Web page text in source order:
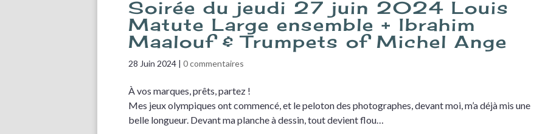
Soirée du jeudi 27 juin 2024 Louis
Matute Large ensemble + Ibrahim
Maalouf & Trumpets of Michel Ange
28 Juin 2024 |0 commentaires
À vos marques, prêts, partez !
Mes jeux olympiques ont commencé, et le peloton des photographes, devant moi, m’a déjà mis une
belle longueur. Devant ma planche à dessin, tout devient flou…